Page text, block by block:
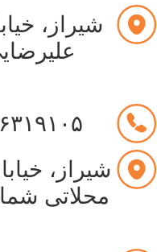
شیراز،
۰۷۱-
شیراز،